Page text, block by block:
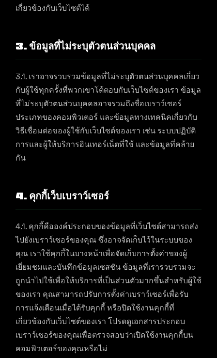
เกี่ยวข้องกับเว็บไซต์ได้
3. ข้อมูลที่ไม่ระบุตัวตนส่วนบุคคล
3.1. เราอาจรวบรวมข้อมูลที่ไม่ระบุตัวตนส่วนบุคคลเกี่ยว
กับผู้ใช้ทุกครั้งที่พวกเขาโต้ตอบกับเว็บไซต์ของเรา ข้อมูล
ที่ไม่ระบุตัวตนส่วนบุคคลอาจรวมถึงชื่อเบราว์เซอร์
ประเภทของคอมพิวเตอร์ และข้อมูลทางเทคนิคเกี่ยวกับ
วิธีเชื่อมต่อของผู้ใช้กับเว็บไซต์ของเรา เช่น ระบบปฏิบัติ
การและผู้ให้บริการอินเทอร์เน็ตที่ใช้ และข้อมูลที่คล้าย
กัน
4. คุกกี้เว็บเบราว์เซอร์
4.1. คุกกี้คือองค์ประกอบของข้อมูลที่เว็บไซต์สามารถส่ง
ไปยังเบราว์เซอร์ของคุณ ซึ่งอาจจัดเก็บไว้ในระบบของ
คุณ เราใช้คุกกี้ในบางหน้าเพื่อจัดเก็บการตั้งค่าของผู้
เยี่ยมชมและบันทึกข้อมูลเซสชัน ข้อมูลที่เรารวบรวมจะ
ถูกนำไปใช้เพื่อให้บริการที่เป็นส่วนตัวมากขึ้นสำหรับผู้ใช้
ของเรา คุณสามารถปรับการตั้งค่าเบราว์เซอร์เพื่อรับ
การแจ้งเตือนเมื่อได้รับคุกกี้ หรือปิดใช้งานคุกกี้ที่
เกี่ยวข้องกับเว็บไซต์ของเรา โปรดดูเอกสารประกอบ
เบราว์เซอร์ของคุณเพื่อตรวจสอบว่าเปิดใช้งานคุกกี้บน
คอมพิวเตอร์ของคุณหรือไม่